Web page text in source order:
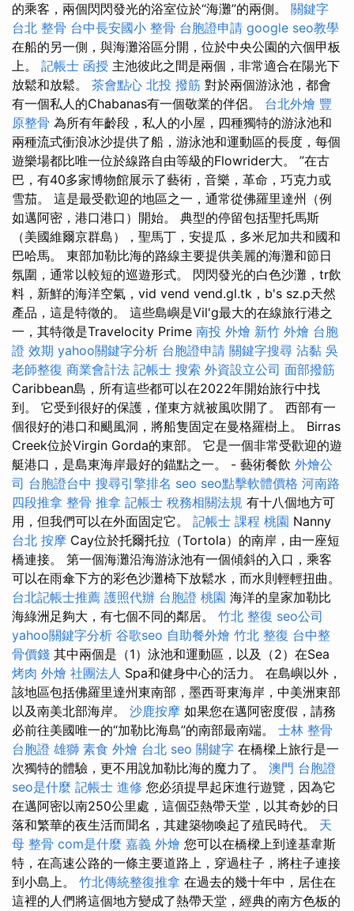
的乘客，兩個閃閃發光的浴室位於“海灘”的兩側。 關鍵字
台北 整骨 台中長安國小 整骨 台胞證申請 google seo教學
在船的另一側，與海灘浴區分開，位於中央公園的六個甲板
上。 記帳士 函授 主池彼此之間是兩個，非常適合在陽光下
放鬆和放鬆。 茶會點心 北投 撥筋 對於兩個游泳池，都會
有一個私人的Chabanas有一個敬業的伴侶。 台北外燴 豐
原整骨 為所有年齡段，私人的小屋，四種獨特的游泳池和
兩種流式衝浪冰沙提供了船，游泳池和運動區的長度，每個
遊樂場都比唯一位於線路自由等級的Flowrider大。 ”在古
巴，有40多家博物館展示了藝術，音樂，革命，巧克力或
雪茄。 這是最受歡迎的地區之一，通常從佛羅里達州（例
如邁阿密，港口港口）開始。 典型的停留包括聖托馬斯
（美國維爾京群島），聖馬丁，安提瓜，多米尼加共和國和
巴哈馬。 東部加勒比海的路線主要提供美麗的海灘和節日
氛圍，通常以較短的巡遊形式。 閃閃發光的白色沙灘，tr飲
料，新鮮的海洋空氣，vid vend vend.gl.tk，b's sz.p天然
產品，這是特徵的。 這些島嶼是Vil'g最大的在線旅行港之
一，其特徵是Travelocity Prime 南投 外燴 新竹 外燴 台胞
證 效期 yahoo關鍵字分析 台胞證申請 關鍵字搜尋 沾黏 吳
老師整復 商業會計法 記帳士 搜索 外資設立公司 面部撥筋
Caribbean島，所有這些都可以在2022年開始旅行中找
到。 它受到很好的保護，僅東方就被風吹開了。 西部有一
個很好的港口和颶風洞，將船隻固定在曼格羅樹上。 Birras
Creek位於Virgin Gorda的東部。 它是一個非常受歡迎的遊
艇港口，是島東海岸最好的錨點之一。 - 藝術餐飲 外燴公
司 台胞證台中 搜尋引擎排名 seo seo點擊軟體價格 河南路
四段推拿 整骨 推拿 記帳士 稅務相關法規 有十八個地方可
用，但我們可以在外面固定它。 記帳士 課程 桃園 Nanny
台北 按摩 Cay位於托爾托拉（Tortola）的南岸，由一座短
橋連接。 第一個海灘沿海游泳池有一個傾斜的入口，乘客
可以在雨傘下方的彩色沙灘椅下放鬆水，而水則輕輕扭曲。
台北記帳士推薦 護照代辦 台胞證 桃園 海洋的皇家加勒比
海綠洲足夠大，有七個不同的鄰居。 竹北 整復 seo公司
yahoo關鍵字分析 谷歌seo 自助餐外燴 竹北 整復 台中整
骨價錢 其中兩個是（1）泳池和運動區，以及（2）在Sea
烤肉 外燴 社團法人 Spa和健身中心的活力。 在島嶼以外，
該地區包括佛羅里達州東南部，墨西哥東海岸，中美洲東部
以及南美北部海岸。 沙鹿按摩 如果您在邁阿密度假，請務
必前往美國唯一的“加勒比海島”的南部最南端。 士林 整骨
台胞證 雄獅 素食 外燴 台北 seo 關鍵字 在橋樑上旅行是一
次獨特的體驗，更不用說加勒比海的魔力了。 澳門 台胞證
seo是什麼 記帳士 進修 您必須提早起床進行遊覽，因為它
在邁阿密以南250公里處，這個亞熱帶天堂，以其奇妙的日
落和繁華的夜生活而聞名，其建築物喚起了殖民時代。 天
母 整骨 com是什麼 嘉義 外燴 您可以在橋樑上到達基韋斯
特，在高速公路的一條主要道路上，穿過柱子，將柱子連接
到小島上。 竹北傳統整復推拿 在過去的幾十年中，居住在
這裡的人們將這個地方變成了熱帶天堂，經典的南方色板的